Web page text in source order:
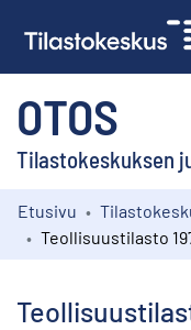
OTOS
Tilastokeskuksen
Kokoelmat
Etusivu
Teollisuustilasto